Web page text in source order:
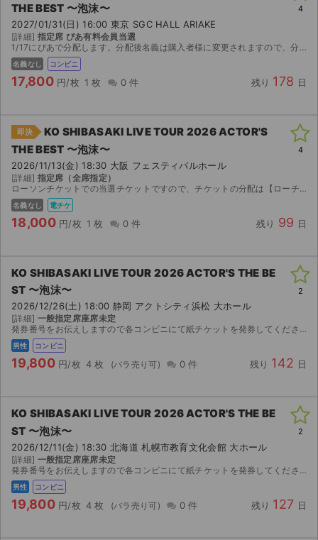
ご利用ガイド
ご利用ガイド
手数料・お支払い方法
よくある質問
お知らせ
サイト情報
チケットジャム運営会社
チケットジャム利用規約
THE BEST 〜泡沫〜
2027/01/31(日) 16:00 東京 SGC HALL ARIAKE
[詳細] 指定席 ぴあ有料会員当選
1/17にぴあで分配します。分配後名義は購入者様に変更されますので、分配受取時点で受取通知お願いいたします。
名義なし コンビニ
17,800 円/枚 1 枚 0 件 残り 178 日
4
即決
KO SHIBASAKI LIVE TOUR 2026 ACTOR'S
THE BEST 〜泡沫〜
2026/11/13(金) 18:30 大阪 フェスティバルホール
[詳細] 指定席（全席指定）
ローソンチケットでの当選チケットですので、チケットの分配は【ローチケ電子チケット】スマートフォンアプリを利用いたします。 その際に登録されているメールアドレスを教えて頂きチケットを分配させて頂...
名義なし 電チケ
18,000 円/枚 1 枚 0 件 残り 99 日
4
KO SHIBASAKI LIVE TOUR 2026 ACTOR'S THE BE
ST 〜泡沫〜
2026/12/26(土) 18:00 静岡 アクトシティ浜松 大ホール
[詳細] 一般指定席座席未定
発券番号をお伝えしますので各コンビニにて紙チケットを発券してください。お座席は紙チケットを発券してみないと分かりませんのでご検討宜しくお願い致します。
男性 コンビニ
19,800 円/枚 4 枚 0 件 残り 142 日
2
KO SHIBASAKI LIVE TOUR 2026 ACTOR'S THE BE
ST 〜泡沫〜
2026/12/11(金) 18:30 北海道 札幌市教育文化会館 大ホール
[詳細] 一般指定席座席未定
発券番号をお伝えしますので各コンビニにて紙チケットを発券してください。お座席は紙チケットを発券してみないと分かりませんのでご検討宜しくお願い致します。
男性 コンビニ
19,800 円/枚 4 枚 0 件 残り 127 日
2